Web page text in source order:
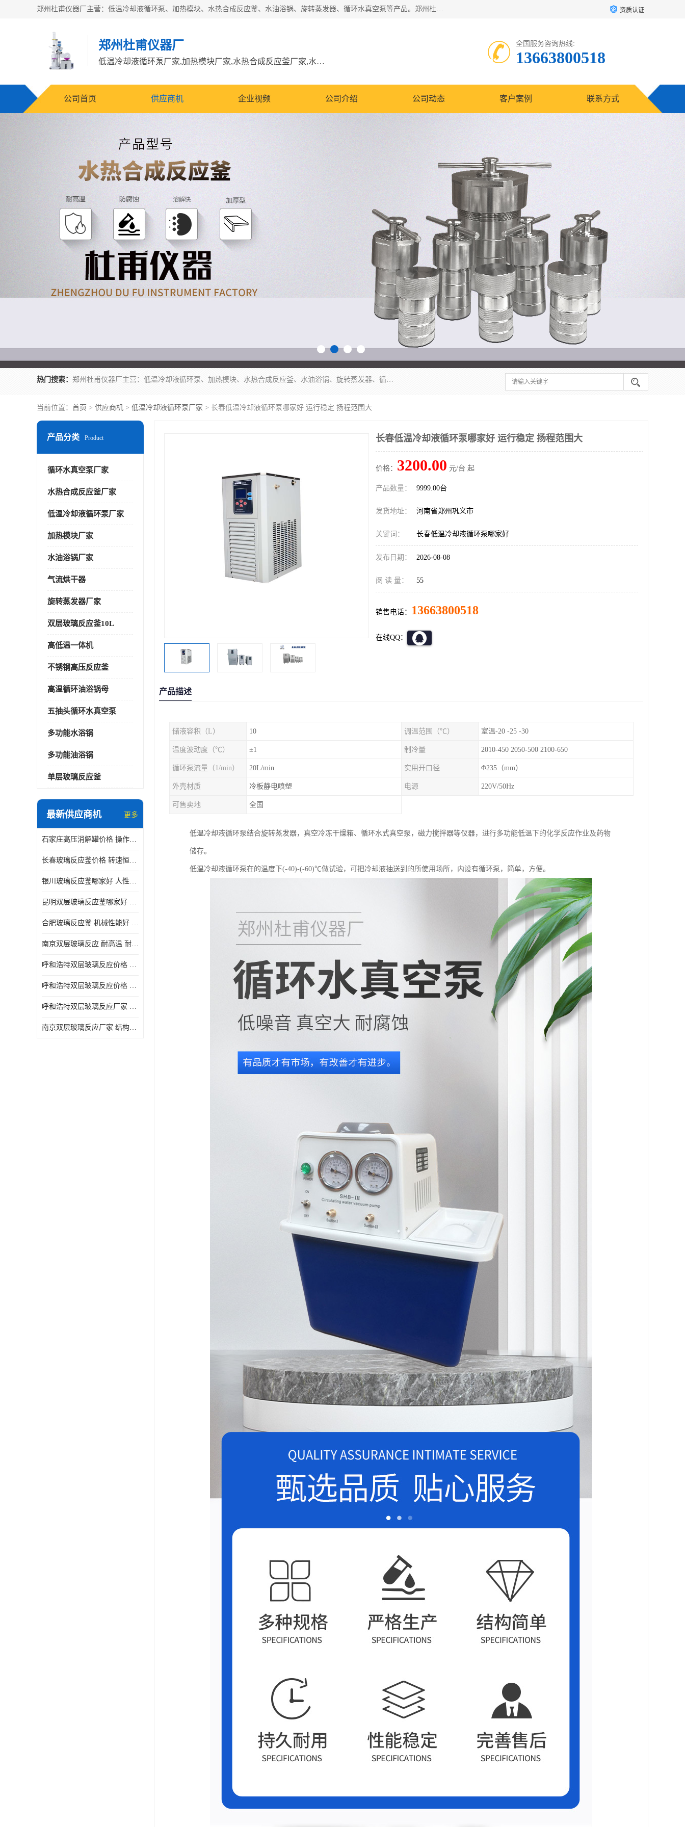
郑州杜甫仪器厂主营：低温冷却液循环泵、加热模块、水热合成反应釜、水油浴锅、旋转蒸发器、循环水真空泵等产品。郑州杜甫仪器厂在众多的教学仪器行业中依靠科技力量扬长避短、迅速发展，成为国家教委*生产教学仪器的厂家，产品具有国内良好水平，主导产品通过ISO9002质量认证。 资质认证
郑州杜甫仪器厂
低温冷却液循环泵厂家,加热模块厂家,水热合成反应釜厂家,水油浴锅厂家,旋转蒸发器厂家
全国服务咨询热线:
13663800518
公司首页 供应商机 企业视频 公司介绍 公司动态 客户案例 联系方式
热门搜索： 郑州杜甫仪器厂主营：低温冷却液循环泵、加热模块、水热合成反应釜、水油浴锅、旋转蒸发器、循环水真空泵等产品。郑州杜甫仪器厂在众多的教学仪器行业中依靠科技力量扬长避短、迅速发展，成为国家教委*生产教学仪器的厂家，产品具有国内良好水平，主导产品通过ISO9002质量认证。
当前位置： 首页 > 供应商机 > 低温冷却液循环泵厂家 > 长春低温冷却液循环泵哪家好 运行稳定 扬程范围大
产品分类 Product
循环水真空泵厂家
水热合成反应釜厂家
低温冷却液循环泵厂家
加热模块厂家
水油浴锅厂家
气流烘干器
旋转蒸发器厂家
双层玻璃反应釜10L
高低温一体机
不锈钢高压反应釜
高温循环油浴锅母
五抽头循环水真空泵
多功能水浴锅
多功能油浴锅
单层玻璃反应釜
最新供应商机 更多
石家庄高压消解罐价格 操作简单 使用安全
长春玻璃反应釜价格 转速恒定 机械性能好
银川玻璃反应釜哪家好 人性化设计 可连续工作
昆明双层玻璃反应釜哪家好 人性化设计 可连续工作 机械性能好
合肥玻璃反应釜 机械性能好 可连续工作
南京双层玻璃反应 耐高温 耐腐蚀 空载不宜高速运转
呼和浩特双层玻璃反应价格 安全稳定 机械性能好
呼和浩特双层玻璃反应价格 结构紧凑 可做加热反应
呼和浩特双层玻璃反应厂家 转速恒定 空载不宜高速运转
南京双层玻璃反应厂家 结构紧凑 可连续工作 可做加热反应
长春低温冷却液循环泵哪家好 运行稳定 扬程范围大
价格： 3200.00 元/台 起
产品数量： 9999.00台
发货地址： 河南省郑州巩义市
关键词： 长春低温冷却液循环泵哪家好
发布日期： 2026-08-08
阅 读 量： 55
销售电话： 13663800518
在线QQ：
产品描述
储液容积（L） 10 调温范围（℃） 室温-20 -25 -30
温度波动度（℃） ±1 制冷量 2010-450 2050-500 2100-650
循环泵流量（1/min） 20L/min 实用开口径 Φ235（mm）
外壳材质 冷板静电喷塑 电源 220V/50Hz
可售卖地 全国
低温冷却液循环泵结合旋转蒸发器，真空冷冻干燥箱、循环水式真空泵，磁力搅拌器等仪器，进行多功能低温下的化学反应作业及药物
储存。
低温冷却液循环泵在的温度下(-40)-(-60)℃做试验，可把冷却液抽送到的所使用场所，内设有循环泵，简单，方便。